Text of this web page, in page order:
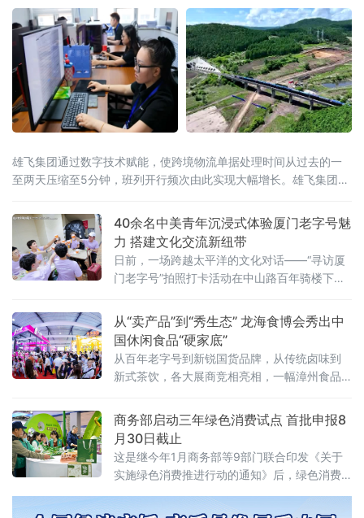
雄飞集团通过数字技术赋能，使跨境物流单据处理时间从过去的一
至两天压缩至5分钟，班列开行频次由此实现大幅增长。雄飞集团是
40余名中美青年沉浸式体验厦门老字号魅
力 搭建文化交流新纽带
日前，一场跨越太平洋的文化对话——“寻访厦
门老字号”拍照打卡活动在中山路百年骑楼下展
国“青年大使”鹭岛行系列活动之一，本次活动在
厦门市外办和厦门市商务局指导下，由外图
（厦门）文化传播有限公司和厦门老字号协会
共同承办。
从“卖产品”到“秀生态” 龙海食博会秀出中
国休闲食品“硬家底”
从百年老字号到新锐国货品牌，从传统卤味到
新式茶饮，各大展商竞相亮相，一幅漳州食品
经济新闻联播深入展会一线，记录这场食品盛
宴的精彩瞬间
商务部启动三年绿色消费试点 首批申报8
月30日截止
这是继今年1月商务部等9部门联合印发《关于
实施绿色消费推进行动的通知》后，绿色消费
顶层设计迈入地方实践阶段。试点聚焦七大任